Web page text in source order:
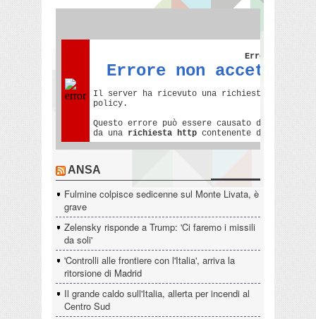
ANSA
Fulmine colpisce sedicenne sul Monte Livata, è
grave
Zelensky risponde a Trump: 'Ci faremo i missili
da soli'
'Controlli alle frontiere con l'Italia', arriva la
ritorsione di Madrid
Il grande caldo sull'Italia, allerta per incendi al
Centro Sud